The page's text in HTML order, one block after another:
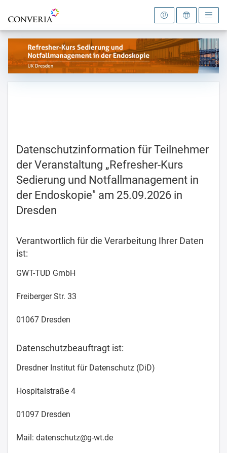
Zur Startseite
Datenschutzinformation für Teilnehmer
der Veranstaltung „Refresher-Kurs
Sedierung und Notfallmanagement in
der Endoskopie" am 25.09.2026 in
Dresden
Verantwortlich für die Verarbeitung Ihrer Daten
ist:
GWT-TUD GmbH
Freiberger Str. 33
01067 Dresden
Datenschutzbeauftragt ist:
Dresdner Institut für Datenschutz (DiD)
Hospitalstraße 4
01097 Dresden
Mail: datenschutz@g-wt.de